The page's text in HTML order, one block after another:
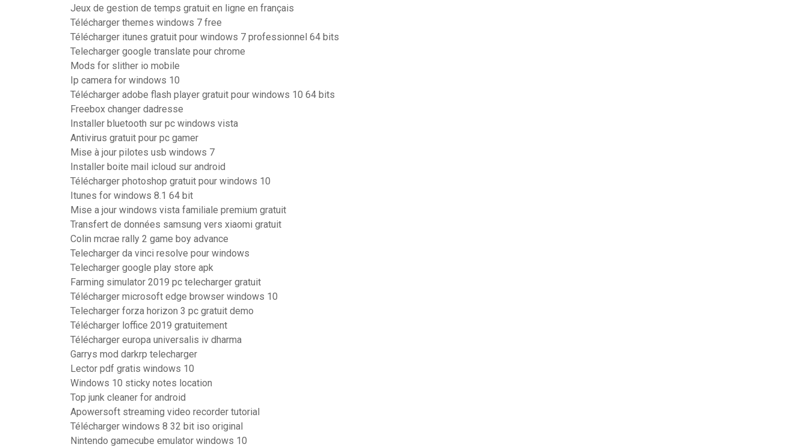
Jeux de gestion de temps gratuit en ligne en français
Télécharger themes windows 7 free
Télécharger itunes gratuit pour windows 7 professionnel 64 bits
Telecharger google translate pour chrome
Mods for slither io mobile
Ip camera for windows 10
Télécharger adobe flash player gratuit pour windows 10 64 bits
Freebox changer dadresse
Installer bluetooth sur pc windows vista
Antivirus gratuit pour pc gamer
Mise à jour pilotes usb windows 7
Installer boite mail icloud sur android
Télécharger photoshop gratuit pour windows 10
Itunes for windows 8.1 64 bit
Mise a jour windows vista familiale premium gratuit
Transfert de données samsung vers xiaomi gratuit
Colin mcrae rally 2 game boy advance
Telecharger da vinci resolve pour windows
Telecharger google play store apk
Farming simulator 2019 pc telecharger gratuit
Télécharger microsoft edge browser windows 10
Telecharger forza horizon 3 pc gratuit demo
Télécharger loffice 2019 gratuitement
Télécharger europa universalis iv dharma
Garrys mod darkrp telecharger
Lector pdf gratis windows 10
Windows 10 sticky notes location
Top junk cleaner for android
Apowersoft streaming video recorder tutorial
Télécharger windows 8 32 bit iso original
Nintendo gamecube emulator windows 10